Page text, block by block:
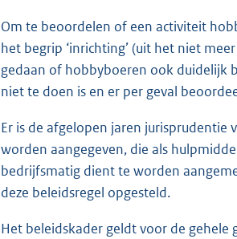
Om te beoordelen of een activiteit
het begrip ‘inrichting’ (uit het niet
gedaan of hobbyboeren ook duidelijk
niet te doen is en er per geval
Er is de afgelopen jaren jurisprudentie
worden aangegeven, die als
bedrijfsmatig dient te worden
deze beleidsregel opgesteld.
Het beleidskader geldt voor de gehele